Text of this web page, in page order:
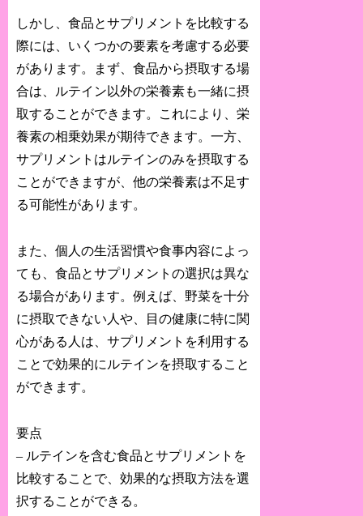
しかし、食品とサプリメントを比較する
際には、いくつかの要素を考慮する必要
があります。まず、食品から摂取する場
合は、ルテイン以外の栄養素も一緒に摂
取することができます。これにより、栄
養素の相乗効果が期待できます。一方、
サプリメントはルテインのみを摂取する
ことができますが、他の栄養素は不足す
る可能性があります。
また、個人の生活習慣や食事内容によっ
ても、食品とサプリメントの選択は異な
る場合があります。例えば、野菜を十分
に摂取できない人や、目の健康に特に関
心がある人は、サプリメントを利用する
ことで効果的にルテインを摂取すること
ができます。
要点
– ルテインを含む食品とサプリメントを
比較することで、効果的な摂取方法を選
択することができる。